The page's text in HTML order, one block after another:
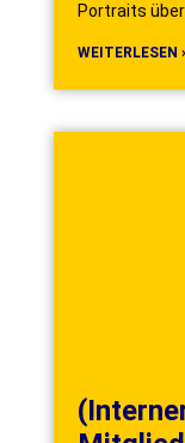
Portraits über
WEITERLESEN